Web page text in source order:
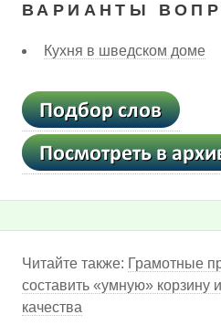
ВАРИАНТЫ
Кухня в шведском доме
Читайте также: Грамотные
составить «умную» корзину
качества